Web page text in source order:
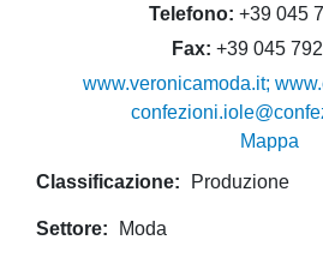
Telefono +39 045
Fax +39 045
www.veronicamoda.it;
Mappa
Classificazione
Produzione
Settore Moda